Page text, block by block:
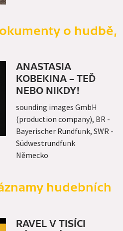
o hudbě,
ANASTASIA
KOBEKINA – TEĎ
NEBO NIKDY!
sounding images GmbH
(production company), BR -
Bayerischer Rundfunk, SWR -
Südwestrundfunk
Německo
hudebních
RAVEL V TISÍCI